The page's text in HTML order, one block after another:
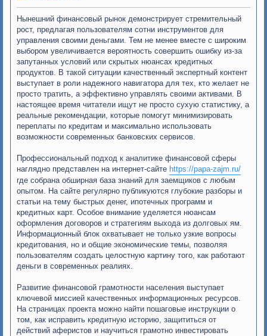
б
е
н
и
е
Нынешний финансовый рынок демонстрирует стремительный
рост, предлагая пользователям сотни инструментов для
управления своими деньгами. Тем не менее вместе с широким
выбором увеличивается вероятность совершить ошибку из-за
запутанных условий или скрытых нюансах кредитных
продуктов. В такой ситуации качественный экспертный контент
выступает в роли надежного навигатора для тех, кто желает не
просто тратить, а эффективно управлять своими активами. В
настоящее время читатели ищут не просто сухую статистику, а
реальные рекомендации, которые помогут минимизировать
переплаты по кредитам и максимально использовать
возможности современных банковских сервисов.
Профессиональный подход к аналитике финансовой сферы
наглядно представлен на интернет-сайте https://papa-zajm.ru/
где собрана обширная база знаний для заемщиков с любым
опытом. На сайте регулярно публикуются глубокие разборы и
статьи на тему быстрых денег, ипотечных программ и
кредитных карт. Особое внимание уделяется нюансам
оформления договоров и стратегиям выхода из долговых ям.
Информационный блок охватывает не только узкие вопросы
кредитования, но и общие экономические темы, позволяя
пользователям создать целостную картину того, как работают
деньги в современных реалиях.
Развитие финансовой грамотности населения выступает
ключевой миссией качественных информационных ресурсов.
На страницах проекта можно найти пошаговые инструкции о
том, как исправить кредитную историю, защититься от
действий аферистов и научиться грамотно инвестировать